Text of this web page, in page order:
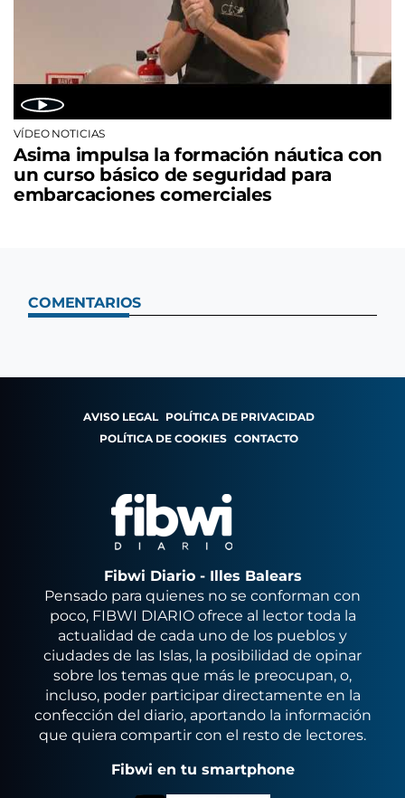
VÍDEO NOTICIAS
Asima impulsa la formación náutica con
un curso básico de seguridad para
embarcaciones comerciales
COMENTARIOS
AVISO LEGAL POLÍTICA DE PRIVACIDAD
POLÍTICA DE COOKIES CONTACTO
Fibwi Diario - Illes Balears
Pensado para quienes no se conforman con
poco, FIBWI DIARIO ofrece al lector toda la
actualidad de cada uno de los pueblos y
ciudades de las Islas, la posibilidad de opinar
sobre los temas que más le preocupan, o,
incluso, poder participar directamente en la
confección del diario, aportando la información
que quiera compartir con el resto de lectores.
Fibwi en tu smartphone